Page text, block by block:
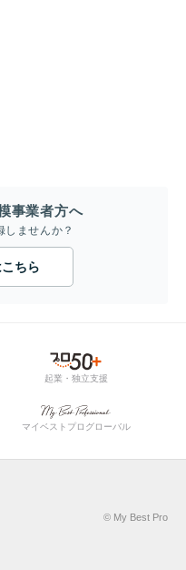
事業者方へ
しませんか？
ちら
起業・独立支援
マイベストプログローバル
© My Best Pro